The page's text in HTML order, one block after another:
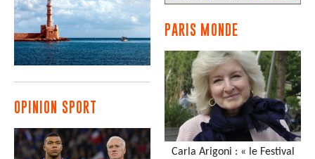
OPINION SPORT
PARIS MONDE
Carla Arigoni : « le Festival